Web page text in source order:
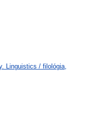
Linguistics / filológia,